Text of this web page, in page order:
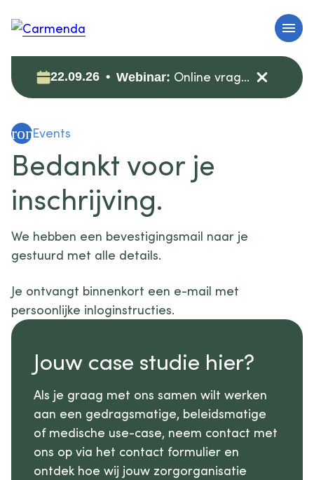
22.09.26 Webinar: Online vragenuur: zorgdata veilig (her)gebruiken voor onderzoek
Events
Bedankt voor je
inschrijving.
We hebben een bevestigingsmail naar je
gestuurd met alle details.
Je ontvangt binnenkort een e-mail met
persoonlijke inloginstructies.
Jouw case studie hier?
Als je graag met ons samen wilt werken
aan een gedragsmatige, beleidsmatige
of medische use-case, neem contact met
ons op via het contact formulier en
ontdek hoe wij jouw zorgorganisatie